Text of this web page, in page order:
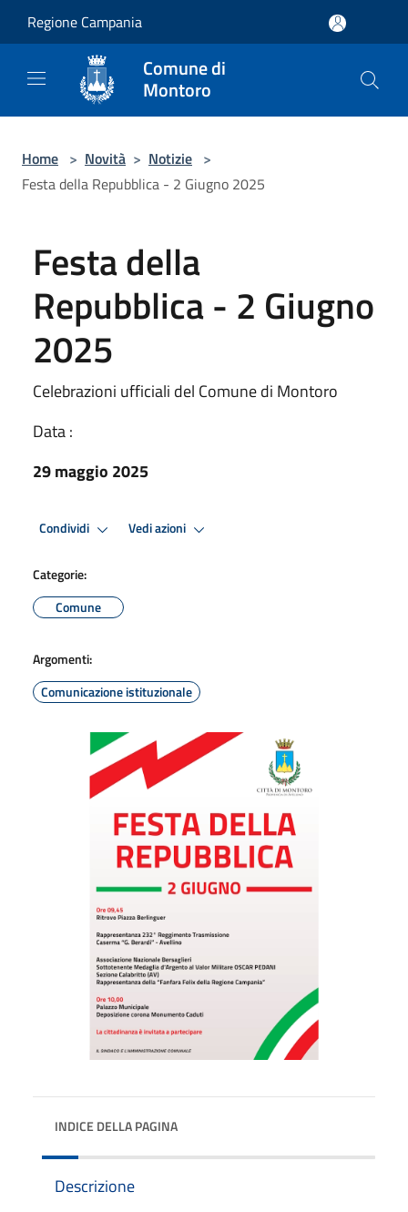
Regione Campania
Comune di
Montoro
Home > Novità > Notizie >
Festa della Repubblica - 2 Giugno 2025
Festa della
Repubblica - 2 Giugno
2025
Celebrazioni ufficiali del Comune di Montoro
Data :
29 maggio 2025
Condividi Vedi azioni
Categorie:
Comune
Argomenti:
Comunicazione istituzionale
INDICE DELLA PAGINA
Descrizione